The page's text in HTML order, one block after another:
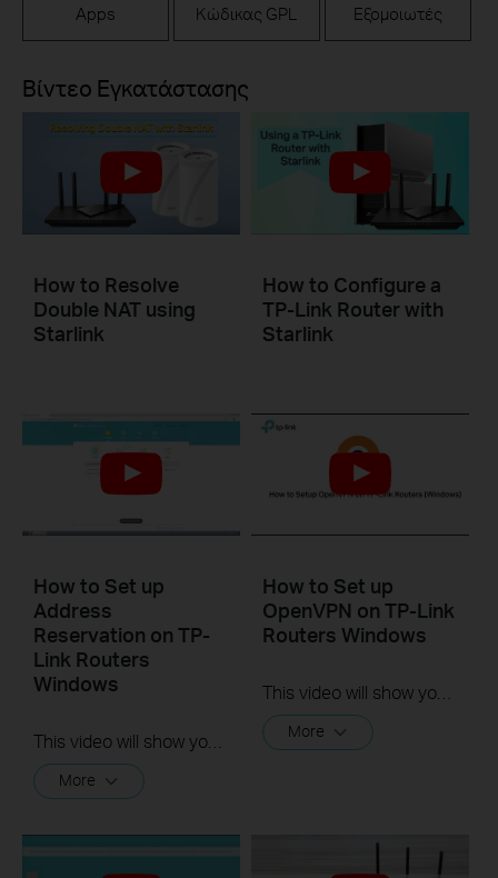
Apps Κώδικας GPL Εξομοιωτές
Βίντεο Εγκατάστασης
How to Resolve
Double NAT using
Starlink
How to Configure a
TP-Link Router with
Starlink
How to Set up
Address
Reservation on TP-
Link Routers
Windows
This video will show you how to set up Address Reservation on TP-Link routers.
More
How to Set up
OpenVPN on TP-Link
Routers Windows
This video will show you how to set up OpenVPN on a TP-Link Wi-Fi router. For more information, visit www.tp-link.com/support.
More